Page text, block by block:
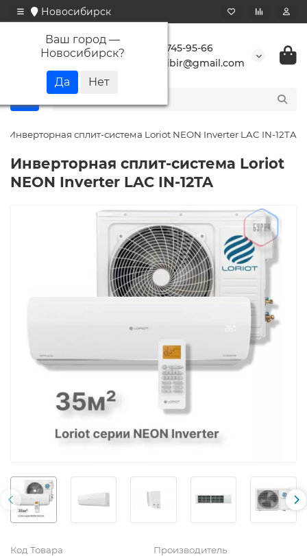
Новосибирск
Ваш город —
Новосибирск?
+7 923 745-95-66
buransibir@gmail.com
Инверторная сплит-система Loriot NEON Inverter LAC IN-12TA
Инверторная сплит-система Loriot
NEON Inverter LAC IN-12TA
Код Товара Производитель